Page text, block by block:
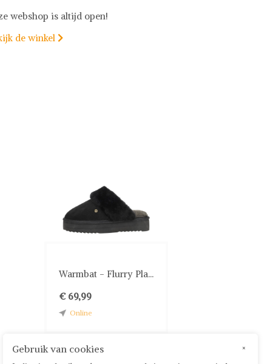
webshop is altijd open!
de winkel 
Warmbat - Flurry Pla...
€ 69,99
Online
×
Gebruik van cookies